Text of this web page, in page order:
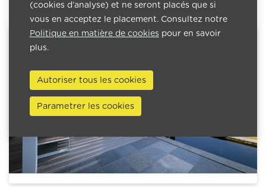
(cookies d’analyse) et ne seront placés que si
vous en acceptez le placement. Consultez notre
Politique en matière de cookies pour en savoir
plus.
Autoriser tous les cookies
Parametrer les cookies